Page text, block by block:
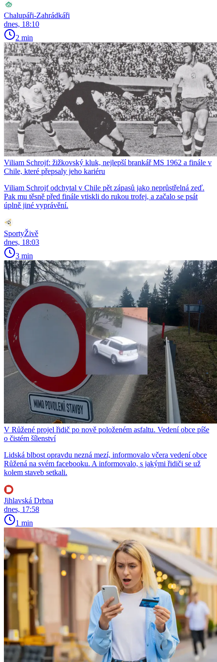
Chalupáři-Zahrádkáři
dnes, 18:10
2 min
Viliam Schrojf: žižkovský kluk, nejlepší brankář MS 1962 a finále v
Chile, které přepsaly jeho kariéru
Viliam Schrojf odchytal v Chile pět zápasů jako neprůstřelná zeď.
Pak mu těsně před finále vtiskli do rukou trofej, a začalo se psát
úplně jiné vyprávění.
SportyŽivě
dnes, 18:03
3 min
V Růžené projel řidič po nově položeném asfaltu. Vedení obce píše
o čistém šílenství
Lidská blbost opravdu nezná mezí, informovalo včera vedení obce
Růžená na svém facebooku. A informovalo, s jakými řidiči se už
kolem staveb setkali.
Jihlavská Drbna
dnes, 17:58
1 min